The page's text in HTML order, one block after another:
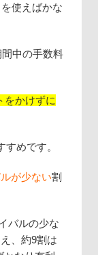
使えばかな
中の手数料
をかけずに
めです。
が少ない割
バルの少な
、約9割は